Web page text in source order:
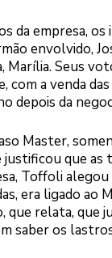
da empresa,
envolvido,
Marília. Seus
com a venda
depois da
Master,
que
Toffoli
era ligado ao
relata, que
saber os